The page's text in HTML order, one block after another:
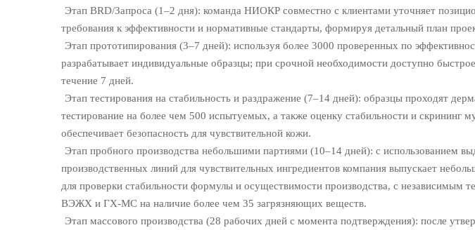
Этап BRD/Запроса (1–2 дня): команда НИОКР совместно с клиентами уточняет
требования к эффективности и нормативные стандарты, формируя детальный план
Этап прототипирования (3–7 дней): используя более 3000 проверенных по
разрабатывает индивидуальные образцы; при срочной необходимости доступно
течение 7 дней.
Этап тестирования на стабильность и раздражение (7–14 дней): образцы проходят
тестирование на более чем 500 испытуемых, а также оценку стабильности и скрининг
обеспечивает безопасность для чувствительной кожи.
Этап пробного производства небольшими партиями (10–14 дней): с использованием
производственных линий для чувствительных ингредиентов компания выпускает
для проверки стабильности формулы и осуществимости производства, с независимым
ВЭЖХ и ГХ-МС на наличие более чем 35 загрязняющих веществ.
Этап массового производства (28 рабочих дней с момента подтверждения): после